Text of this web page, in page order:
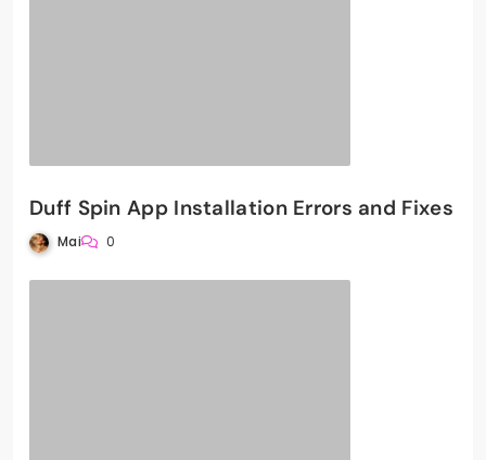
Duff Spin App Installation Errors and Fixes
Mai 0